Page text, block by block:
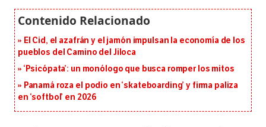
El Cid, el azafrán y el jamón impulsan la economía de los
pueblos del Camino del Jiloca
‘Psicópata’: un monólogo que busca romper los mitos
Panamá roza el podio en ‘skateboarding’ y firma paliza
en ‘softbol’ en 2026